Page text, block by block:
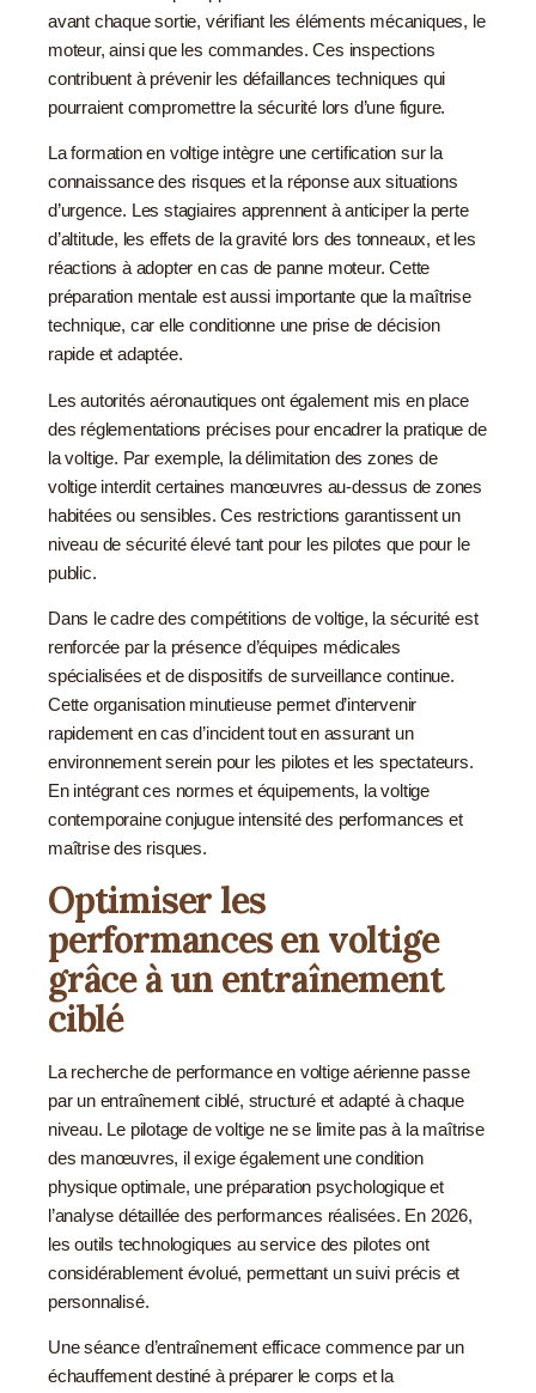
avant chaque sortie, vérifiant les éléments mécaniques, le
moteur, ainsi que les commandes. Ces inspections
contribuent à prévenir les défaillances techniques qui
pourraient compromettre la sécurité lors d’une figure.
La formation en voltige intègre une certification sur la
connaissance des risques et la réponse aux situations
d’urgence. Les stagiaires apprennent à anticiper la perte
d’altitude, les effets de la gravité lors des tonneaux, et les
réactions à adopter en cas de panne moteur. Cette
préparation mentale est aussi importante que la maîtrise
technique, car elle conditionne une prise de décision
rapide et adaptée.
Les autorités aéronautiques ont également mis en place
des réglementations précises pour encadrer la pratique de
la voltige. Par exemple, la délimitation des zones de
voltige interdit certaines manœuvres au-dessus de zones
habitées ou sensibles. Ces restrictions garantissent un
niveau de sécurité élevé tant pour les pilotes que pour le
public.
Dans le cadre des compétitions de voltige, la sécurité est
renforcée par la présence d’équipes médicales
spécialisées et de dispositifs de surveillance continue.
Cette organisation minutieuse permet d’intervenir
rapidement en cas d’incident tout en assurant un
environnement serein pour les pilotes et les spectateurs.
En intégrant ces normes et équipements, la voltige
contemporaine conjugue intensité des performances et
maîtrise des risques.
Optimiser les
performances en voltige
grâce à un entraînement
ciblé
La recherche de performance en voltige aérienne passe
par un entraînement ciblé, structuré et adapté à chaque
niveau. Le pilotage de voltige ne se limite pas à la maîtrise
des manœuvres, il exige également une condition
physique optimale, une préparation psychologique et
l’analyse détaillée des performances réalisées. En 2026,
les outils technologiques au service des pilotes ont
considérablement évolué, permettant un suivi précis et
personnalisé.
Une séance d’entraînement efficace commence par un
échauffement destiné à préparer le corps et la